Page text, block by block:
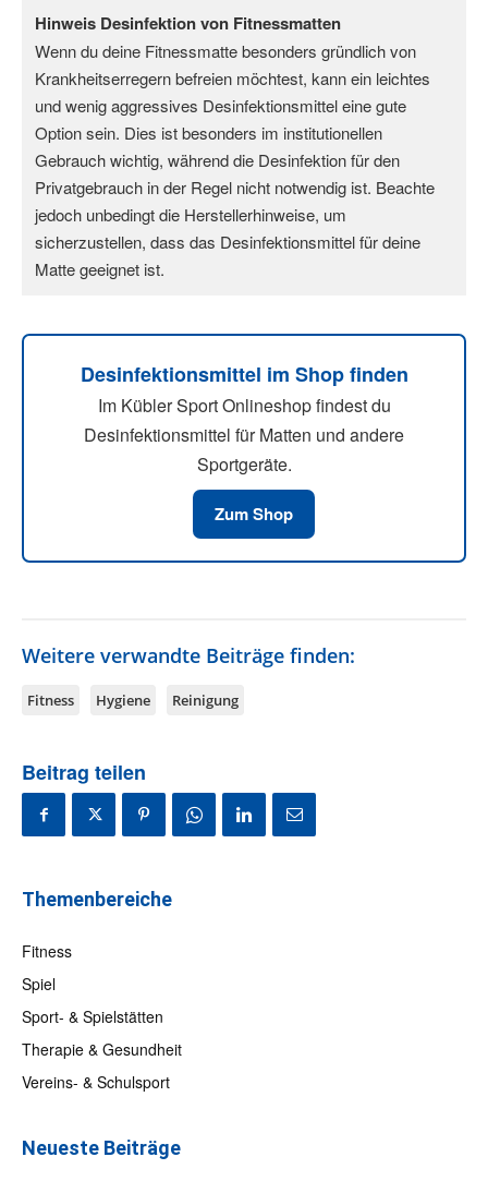
Hinweis Desinfektion von Fitnessmatten
Wenn du deine Fitnessmatte besonders gründlich von
Krankheitserregern befreien möchtest, kann ein leichtes
und wenig aggressives Desinfektionsmittel eine gute
Option sein. Dies ist besonders im institutionellen
Gebrauch wichtig, während die Desinfektion für den
Privatgebrauch in der Regel nicht notwendig ist. Beachte
jedoch unbedingt die Herstellerhinweise, um
sicherzustellen, dass das Desinfektionsmittel für deine
Matte geeignet ist.
Desinfektionsmittel im Shop finden
Im Kübler Sport Onlineshop findest du
Desinfektionsmittel für Matten und andere
Sportgeräte.
Zum Shop
Weitere verwandte Beiträge finden:
Fitness Hygiene Reinigung
Beitrag teilen
Themenbereiche
Fitness
Spiel
Sport- & Spielstätten
Therapie & Gesundheit
Vereins- & Schulsport
Neueste Beiträge